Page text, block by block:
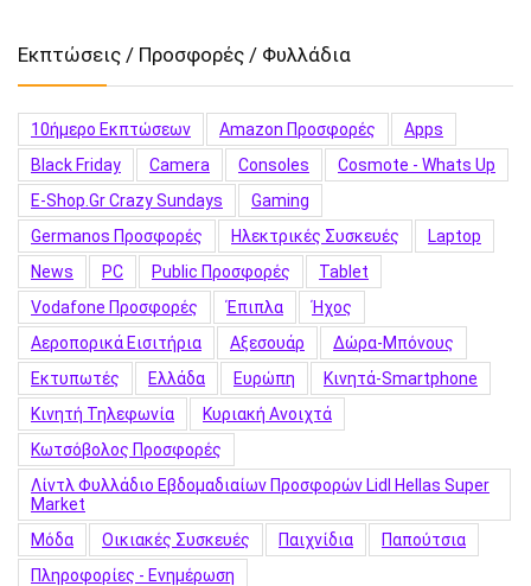
Εκπτώσεις / Προσφορές / Φυλλάδια
10ήμερο Εκπτώσεων Amazon Προσφορές
Apps
Black Friday
Camera Consoles
Cosmote - Whats Up
E-Shop.gr Crazy Sundays
Gaming
Germanos Προσφορές
Hλεκτρικές Συσκευές
Laptop
News
PC Public Προσφορές
Tablet
Vodafone Προσφορές
Έπιπλα
Ήχος
Αεροπορικά Εισιτήρια
Αξεσουάρ
Δώρα-Μπόνους
Εκτυπωτές
Ελλάδα Ευρώπη
Κινητά-Smartphone
Κινητή Τηλεφωνία
Κυριακή Ανοιχτά
Κωτσόβολος Προσφορές
Λίντλ Φυλλάδιο Εβδομαδιαίων Προσφορών Lidl Hellas Super
Market
Μόδα
Οικιακές Συσκευές Παιχνίδια
Παπούτσια
Πληροφορίες - Ενημέρωση